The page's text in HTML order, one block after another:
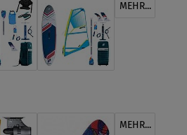
MEHR...
MEHR...